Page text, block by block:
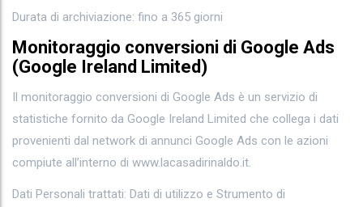
Durata di archiviazione: fino a 365 giorni
Monitoraggio conversioni di Google Ads
(Google Ireland Limited)
Il monitoraggio conversioni di Google Ads è un servizio di
statistiche fornito da Google Ireland Limited che collega i dati
provenienti dal network di annunci Google Ads con le azioni
compiute all’interno di www.lacasadirinaldo.it.
Dati Personali trattati: Dati di utilizzo e Strumento di